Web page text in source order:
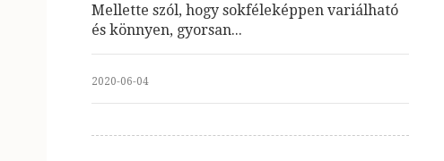
Mellette szól, hogy sokféleképpen variálható
és könnyen, gyorsan...
2020-06-04